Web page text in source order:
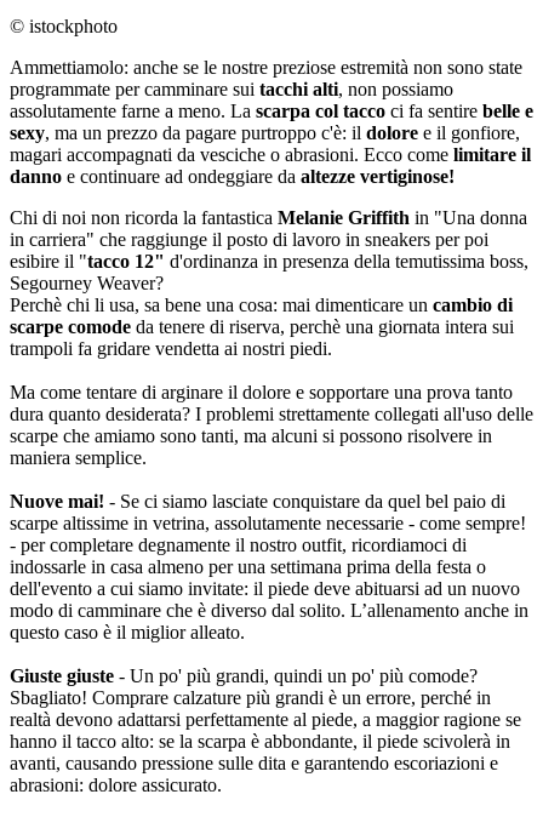
© istockphoto
Ammettiamolo: anche se le nostre preziose estremità non sono state
programmate per camminare sui tacchi alti, non possiamo
assolutamente farne a meno. La scarpa col tacco ci fa sentire belle e
sexy, ma un prezzo da pagare purtroppo c'è: il dolore e il gonfiore,
magari accompagnati da vesciche o abrasioni. Ecco come limitare il
danno e continuare ad ondeggiare da altezze vertiginose!
Chi di noi non ricorda la fantastica Melanie Griffith in "Una donna
in carriera" che raggiunge il posto di lavoro in sneakers per poi
esibire il "tacco 12" d'ordinanza in presenza della temutissima boss,
Segourney Weaver?
Perchè chi li usa, sa bene una cosa: mai dimenticare un cambio di
scarpe comode da tenere di riserva, perchè una giornata intera sui
trampoli fa gridare vendetta ai nostri piedi.
Ma come tentare di arginare il dolore e sopportare una prova tanto
dura quanto desiderata? I problemi strettamente collegati all'uso delle
scarpe che amiamo sono tanti, ma alcuni si possono risolvere in
maniera semplice.
Nuove mai! - Se ci siamo lasciate conquistare da quel bel paio di
scarpe altissime in vetrina, assolutamente necessarie - come sempre!
- per completare degnamente il nostro outfit, ricordiamoci di
indossarle in casa almeno per una settimana prima della festa o
dell'evento a cui siamo invitate: il piede deve abituarsi ad un nuovo
modo di camminare che è diverso dal solito. L’allenamento anche in
questo caso è il miglior alleato.
Giuste giuste - Un po' più grandi, quindi un po' più comode?
Sbagliato! Comprare calzature più grandi è un errore, perché in
realtà devono adattarsi perfettamente al piede, a maggior ragione se
hanno il tacco alto: se la scarpa è abbondante, il piede scivolerà in
avanti, causando pressione sulle dita e garantendo escoriazioni e
abrasioni: dolore assicurato.